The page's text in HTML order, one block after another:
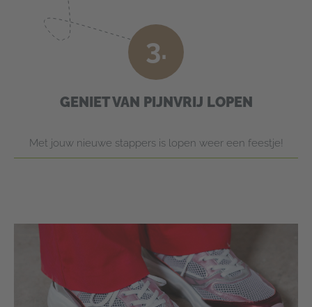
3.
GENIET VAN PIJNVRIJ LOPEN
Met jouw nieuwe stappers is lopen weer een feestje!